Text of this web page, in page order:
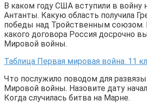
В каком году США вступили в войну
Антанты. Какую область получила
победы над Тройственным
какого договора Россия досрочно
Мировой войны.
Таблица Первая мировая война. 11
Что послужило поводом для
Мировой войны. Назовите дату
Когда случилась битва на Марне.